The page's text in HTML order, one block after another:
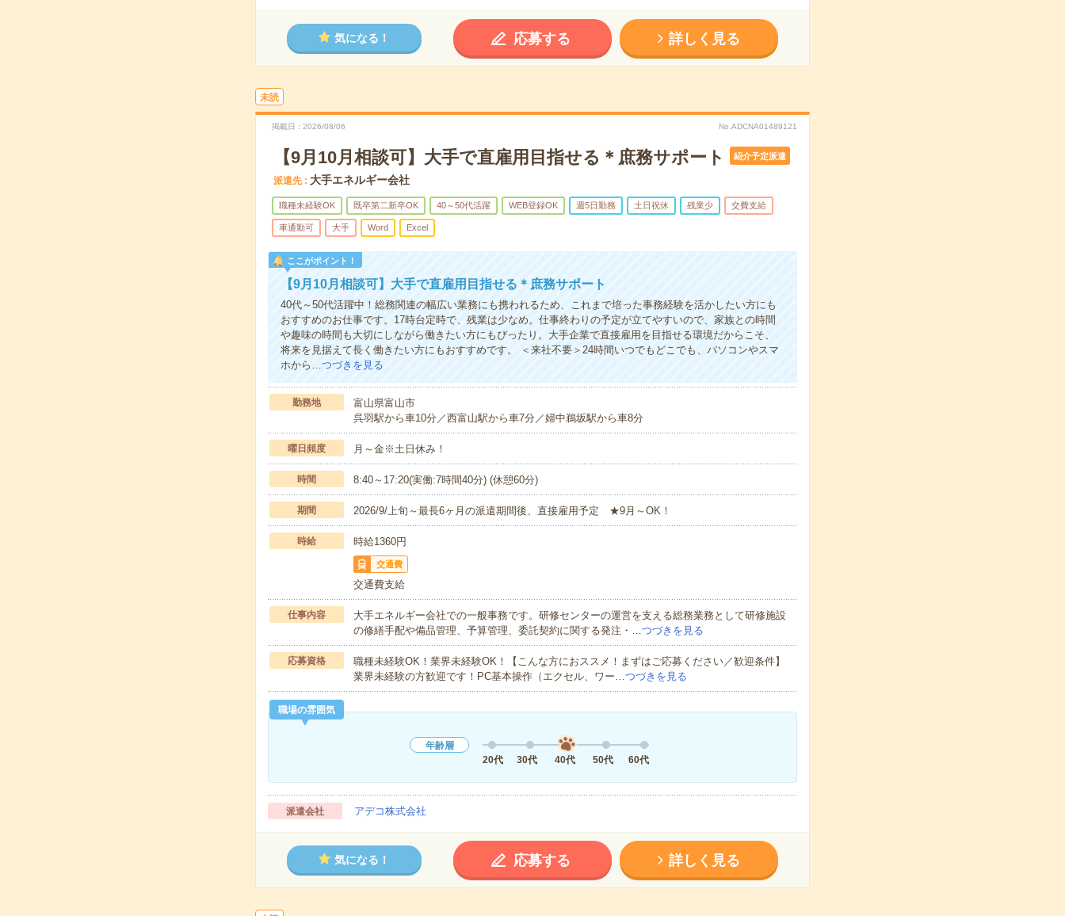
気になる！ 応募する 詳しく見る
未読
掲載日 2026/08/06 No.ADCNA01489121
【9月10月相談可】大手で直雇用目指せる＊庶務サポート 紹介予定派遣
派遣先 大手エネルギー会社
職種未経験OK 既卒第二新卒OK 40～50代活躍 WEB登録OK 週5日勤務 土日祝休 残業少 交費支給
車通勤可 大手 Word Excel
ここがポイント！
【9月10月相談可】大手で直雇用目指せる＊庶務サポート
40代～50代活躍中！総務関連の幅広い業務にも携われるため、これまで培った事務経験を活かしたい方にも
おすすめのお仕事です。17時台定時で、残業は少なめ。仕事終わりの予定が立てやすいので、家族との時間
や趣味の時間も大切にしながら働きたい方にもぴったり。大手企業で直接雇用を目指せる環境だからこそ、
将来を見据えて長く働きたい方にもおすすめです。 ＜来社不要＞24時間いつでもどこでも、パソコンやスマ
ホから…つづきを見る
勤務地
富山県富山市
呉羽駅から車10分／西富山駅から車7分／婦中鵜坂駅から車8分
曜日頻度 月～金※土日休み！
時間 8:40～17:20(実働:7時間40分) (休憩60分)
期間 2026/9/上旬～最長6ヶ月の派遣期間後、直接雇用予定 ★9月～OK！
時給 時給1360円
交通費
交通費支給
仕事内容
大手エネルギー会社での一般事務です。研修センターの運営を支える総務業務として研修施設
の修繕手配や備品管理、予算管理、委託契約に関する発注・…つづきを見る
応募資格
職種未経験OK！業界未経験OK！【こんな方におススメ！まずはご応募ください／歓迎条件】
業界未経験の方歓迎です！PC基本操作（エクセル、ワー…つづきを見る
職場の雰囲気
年齢層
20代
30代 40代 50代 60代
派遣会社 アデコ株式会社
気になる！ 応募する 詳しく見る